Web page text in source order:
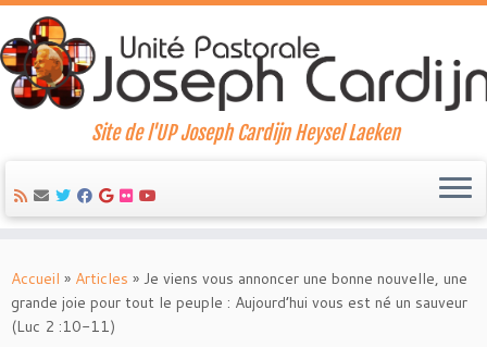
to
content
Site de l'UP Joseph Cardijn Heysel Laeken
Accueil » Articles » Je viens vous annoncer une bonne nouvelle, une
grande joie pour tout le peuple : Aujourd’hui vous est né un sauveur
(Luc 2 :10-11)